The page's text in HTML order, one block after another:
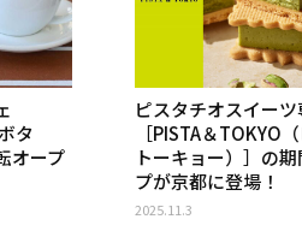
タ
オープ
ピスタチオスイー
［PISTA＆TOKYO
トーキョー）］の
プが京都に登場！
2025.11.3